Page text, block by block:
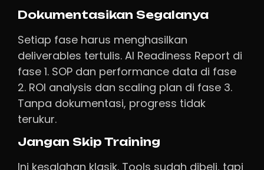
Dokumentasikan Segalanya
Setiap fase harus menghasilkan
deliverables tertulis. AI Readiness Report di
fase 1. SOP dan performance data di fase
2. ROI analysis dan scaling plan di fase 3.
Tanpa dokumentasi, progress tidak
terukur.
Jangan Skip Training
Ini kesalahan klasik. Tools sudah dibeli, tapi